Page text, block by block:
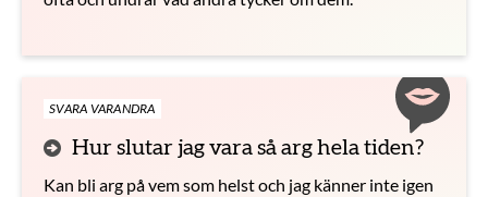
SVARA VARANDRA
Hur slutar jag vara så arg hela tiden?
Kan bli arg på vem som helst och jag känner inte igen